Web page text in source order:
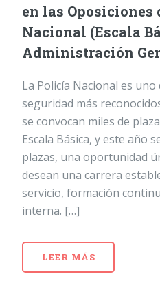
en las Oposiciones
Nacional (Escala
Administración
La Policía Nacional es
seguridad más
se convocan miles de
Escala Básica, y este año
plazas, una oportunidad
desean una carrera
servicio, formación
interna. […]
LEER MÁS